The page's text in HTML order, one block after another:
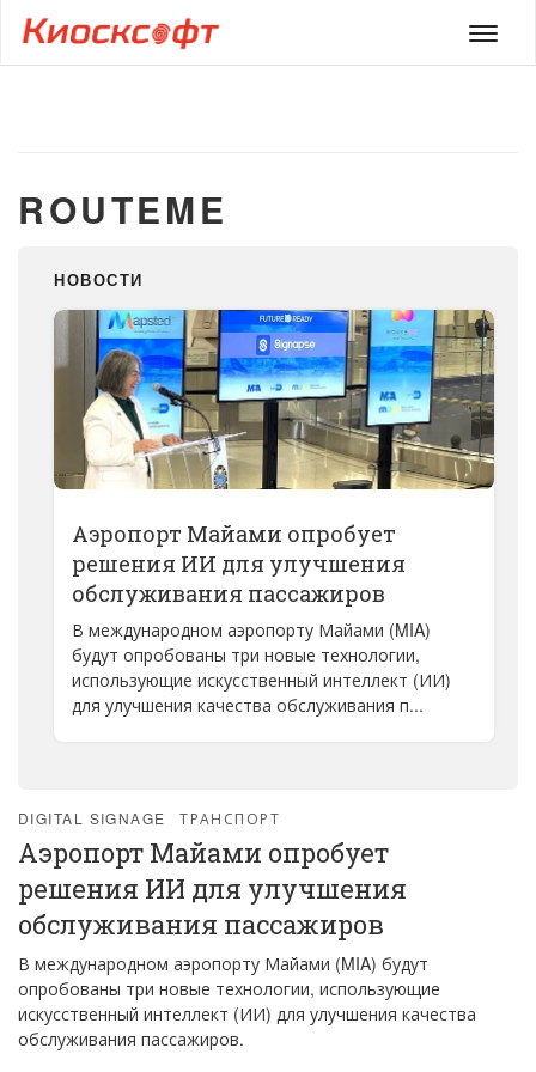
Меню
ROUTEME
НОВОСТИ
Аэропорт Майами опробует
решения ИИ для улучшения
обслуживания пассажиров
В международном аэропорту Майами (MIA)
будут опробованы три новые технологии,
использующие искусственный интеллект (ИИ)
для улучшения качества обслуживания п...
DIGITAL SIGNAGE ТРАНСПОРТ
Аэропорт Майами опробует
решения ИИ для улучшения
обслуживания пассажиров
В международном аэропорту Майами (MIA) будут
опробованы три новые технологии, использующие
искусственный интеллект (ИИ) для улучшения качества
обслуживания пассажиров.